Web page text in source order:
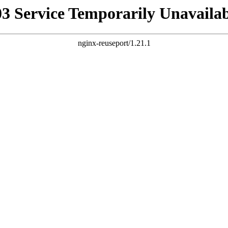
Service Temporarily
nginx-reuseport/1.21.1